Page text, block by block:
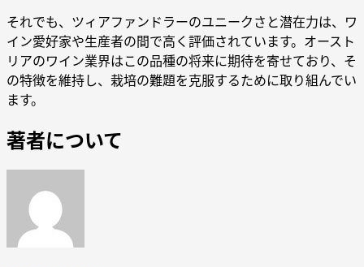
それでも、ツィアファンドラーのユニークさと潜在力は、ワ
イン愛好家や生産者の間で高く評価されています。オースト
リアのワイン業界はこの品種の将来に期待を寄せており、そ
の特徴を維持し、栽培の難題を克服するために取り組んでい
ます。
著者について